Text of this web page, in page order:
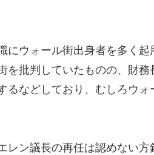
にウォール街出身者を多く
を批判していたものの、財
るなどしており、むしろウ
レン議長の再任は認めない